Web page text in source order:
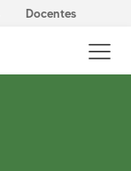
Docentes